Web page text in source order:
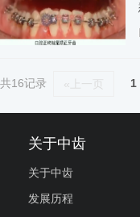
共16记录 «上一页 1
关于中齿
关于中齿
发展历程